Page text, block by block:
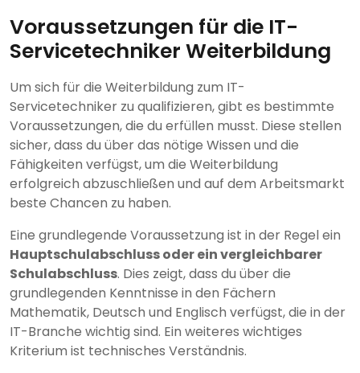
Voraussetzungen für die IT-
Servicetechniker Weiterbildung
Um sich für die Weiterbildung zum IT-
Servicetechniker zu qualifizieren, gibt es bestimmte
Voraussetzungen, die du erfüllen musst. Diese stellen
sicher, dass du über das nötige Wissen und die
Fähigkeiten verfügst, um die Weiterbildung
erfolgreich abzuschließen und auf dem Arbeitsmarkt
beste Chancen zu haben.
Eine grundlegende Voraussetzung ist in der Regel ein
Hauptschulabschluss oder ein vergleichbarer
Schulabschluss. Dies zeigt, dass du über die
grundlegenden Kenntnisse in den Fächern
Mathematik, Deutsch und Englisch verfügst, die in der
IT-Branche wichtig sind. Ein weiteres wichtiges
Kriterium ist technisches Verständnis.